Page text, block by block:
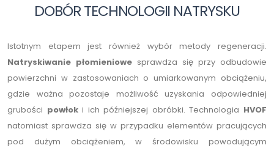
DOBÓR TECHNOLOGII NATRYSKU
Istotnym etapem jest również wybór metody regeneracji.
Natryskiwanie płomieniowe sprawdza się przy odbudowie
powierzchni w zastosowaniach o umiarkowanym obciążeniu,
gdzie ważna pozostaje możliwość uzyskania odpowiedniej
grubości powłoki ich późniejszej obróbki. Technologia HVOF
natomiast sprawdza się w przypadku elementów pracujących
pod dużym obciążeniem, w środowisku powodującym